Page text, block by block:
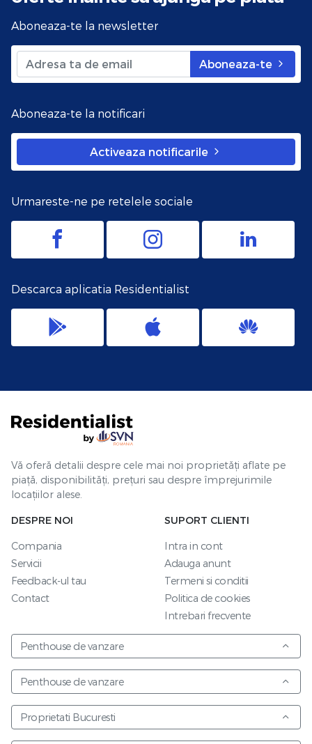
Aboneaza-te la newsletter
Aboneaza-te
Aboneaza-te la notificari
Activeaza notificarile
Urmareste-ne pe retelele sociale
Descarca aplicatia Residentialist
Vă oferă detalii despre cele mai noi proprietăți aflate pe
piață, disponibilități, prețuri sau despre împrejurimile
locațiilor alese.
DESPRE NOI
Compania
Servicii
Feedback-ul tau
Contact
SUPORT CLIENTI
Intra in cont
Adauga anunt
Termeni si conditii
Politica de cookies
Intrebari frecvente
Penthouse de vanzare
Penthouse de vanzare
Proprietati Bucuresti